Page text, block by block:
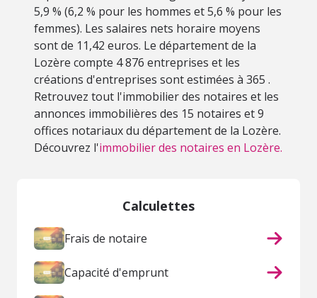
5,9 % (6,2 % pour les hommes et 5,6 % pour les
femmes). Les salaires nets horaire moyens
sont de 11,42 euros. Le département de la
Lozère compte 4 876 entreprises et les
créations d'entreprises sont estimées à 365 .
Retrouvez tout l'immobilier des notaires et les
annonces immobilières des 15 notaires et 9
offices notariaux du département de la Lozère.
Découvrez l'immobilier des notaires en Lozère.
Calculettes
Frais de notaire
Capacité d'emprunt